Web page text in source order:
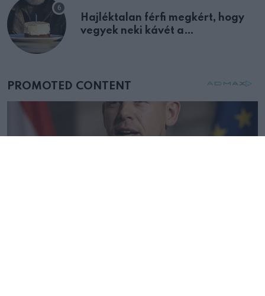
Hajléktalan férfi megkért, hogy
vegyek neki kávét a